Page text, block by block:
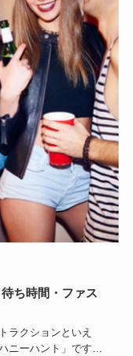
ち時間・ファス
ラクションといえ
ニーハント」ですよ